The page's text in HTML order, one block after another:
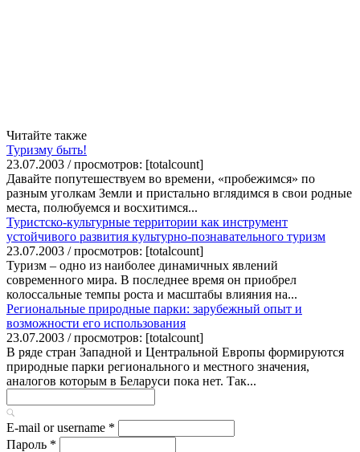
Читайте также
Туризму быть!
23.07.2003 / просмотров: [totalcount]
Давайте попутешествуем во времени, «пробежимся» по
разным уголкам Земли и пристально вглядимся в свои родные
места, полюбуемся и восхитимся...
Туристско-культурные территории как инструмент
устойчивого развития культурно-познавательного туризм
23.07.2003 / просмотров: [totalcount]
Туризм – одно из наиболее динамичных явлений
современного мира. В последнее время он приобрел
колоссальные темпы роста и масштабы влияния на...
Региональные природные парки: зарубежный опыт и
возможности его использования
23.07.2003 / просмотров: [totalcount]
В ряде стран Западной и Центральной Европы формируются
природные парки регионального и местного значения,
аналогов которым в Беларуси пока нет. Так...
E-mail or username *
Пароль *